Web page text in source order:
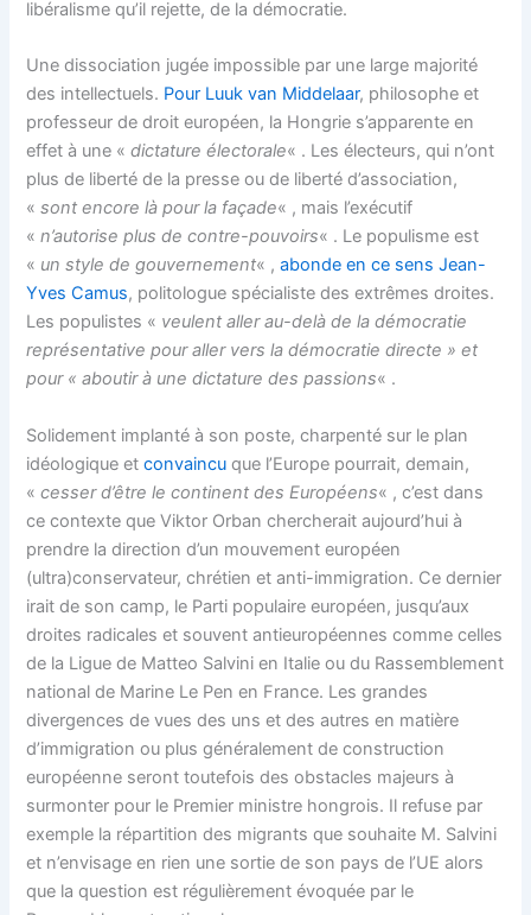
libéralisme qu’il rejette, de la démocratie.
Une dissociation jugée impossible par une large majorité
des intellectuels. Pour Luuk van Middelaar, philosophe et
professeur de droit européen, la Hongrie s’apparente en
effet à une «dictature électorale« . Les électeurs, qui n’ont
plus de liberté de la presse ou de liberté d’association,
«sont encore là pour la façade« , mais l’exécutif
«n’autorise plus de contre-pouvoirs« . Le populisme est
« un style de gouvernement« ,abonde en ce sens Jean-
Yves Camus, politologue spécialiste des extrêmes droites.
Les populistes « veulent aller au-delà de la démocratie
représentative pour aller vers la démocratie directe » et
pour « aboutir à une dictature des passions« .
Solidement implanté à son poste, charpenté sur le plan
idéologique etconvaincuque l’Europe pourrait, demain,
«cesser d’être le continent des Européens« , c’est dans
ce contexte que Viktor Orban chercherait aujourd’hui à
prendre la direction d’un mouvement européen
(ultra)conservateur, chrétien et anti-immigration. Ce dernier
irait de son camp, le Parti populaire européen, jusqu’aux
droites radicales et souvent antieuropéennes comme celles
de la Ligue de Matteo Salvini en Italie ou du Rassemblement
national de Marine Le Pen en France. Les grandes
divergences de vues des uns et des autres en matière
d’immigration ou plus généralement de construction
européenne seront toutefois des obstacles majeurs à
surmonter pour le Premier ministre hongrois. Il refuse par
exemple la répartition des migrants que souhaite M. Salvini
et n’envisage en rien une sortie de son pays de l’UE alors
que la question est régulièrement évoquée par le